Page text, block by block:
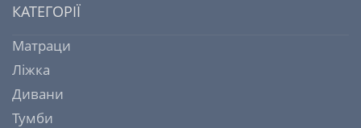
КАТЕГОРІЇ
Матраци
Ліжка
Дивани
Тумби